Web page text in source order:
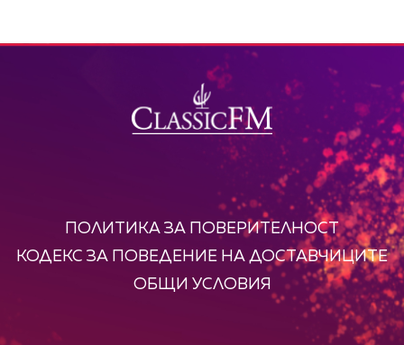
ПОЛИТИКА ЗА ПОВЕРИТЕЛНОСТ
КОДЕКС ЗА ПОВЕДЕНИЕ НА ДОСТАВЧИЦИТЕ
ОБЩИ УСЛОВИЯ